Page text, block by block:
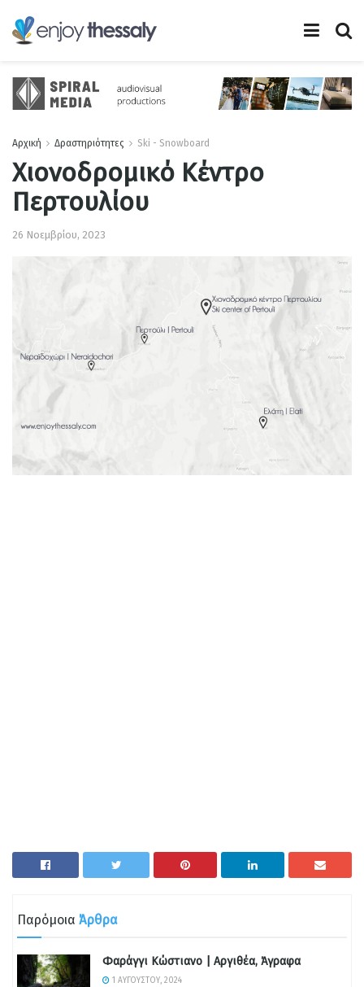
Αρχική Δραστηριότητες Ski - Snowboard
Χιονοδρομικό Κέντρο
Περτουλίου
26 Νοεμβρίου, 2023
Παρόμοια Άρθρα
Φαράγγι Κώστιανο | Αργιθέα, Άγραφα
1 ΑΥΓΟΎΣΤΟΥ, 2024